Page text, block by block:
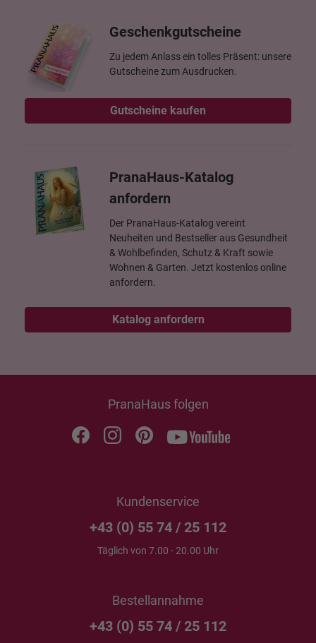
Geschenkgutscheine
Zu jedem Anlass ein tolles Präsent: unsere
Gutscheine zum Ausdrucken.
Gutscheine kaufen
PranaHaus-Katalog
anfordern
Der PranaHaus-Katalog vereint
Neuheiten und Bestseller aus Gesundheit
& Wohlbefinden, Schutz & Kraft sowie
Wohnen & Garten. Jetzt kostenlos online
anfordern.
Katalog anfordern
PranaHaus folgen
Kundenservice
+43 (0) 55 74 / 25 112
Täglich von 7.00 - 20.00 Uhr
Bestellannahme
+43 (0) 55 74 / 25 112